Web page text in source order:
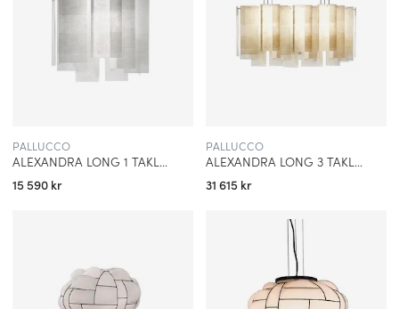
PALLUCCO
ALEXANDRA LONG 1 TAKLAMPA VIT
15 590 kr
PALLUCCO
ALEXANDRA LONG 3 TAKLAMPA VIT
31 615 kr